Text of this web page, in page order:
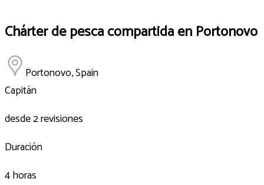
Chárter de pesca compartida en Portonovo
Portonovo, Spain
Capitán
desde 2 revisiones
Duración
4 horas